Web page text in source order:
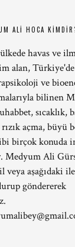
ALİ HOCA
havas ve
alan, Türkiye'de
ve
bilinen
sıcaklık,
açma, büyü
birçok konuda
Medyum Ali
veya aşağıdaki
göndererek